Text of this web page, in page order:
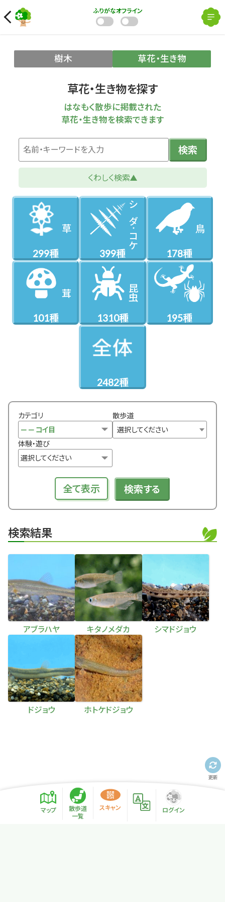
ふりがなオフライン
樹木 草花・生き物
草花・生き物を探す
はなもく散歩に掲載された
草花・生き物を検索できます
検索
くわしく検索
草
299種
シダ
コケ
399種
鳥
178種
茸
101種
昆虫
1310種 195種
2482種
カテゴリ
散歩道
選択してください
体験・遊び
全て表示 検索する
検索結果
アブラハヤ キタノメダカ シマドジョウ
ドジョウ ホトケドジョウ
更新
マップ
散歩道
一覧
スキャン ログイン